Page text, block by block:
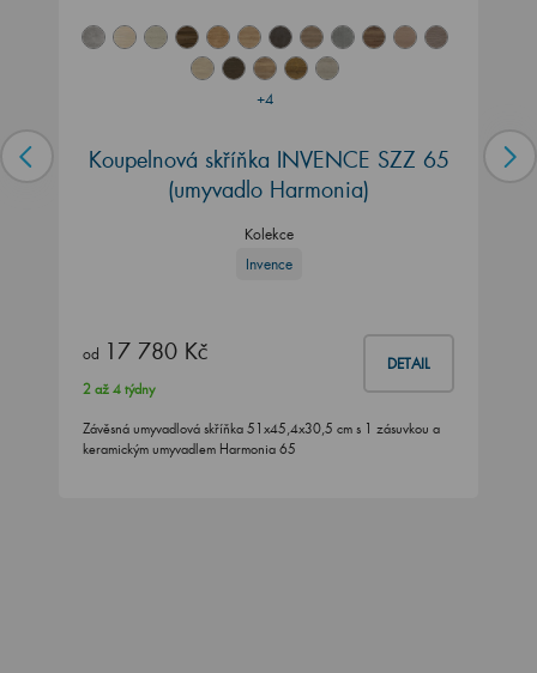
+4
Koupelnová skříňka INVENCE SZZ 65
(umyvadlo Harmonia)
Kolekce
Invence
od 17 780 Kč DETAIL
2 až 4 týdny
Závěsná umyvadlová skříňka 51x45,4x30,5 cm s 1 zásuvkou a
keramickým umyvadlem Harmonia 65